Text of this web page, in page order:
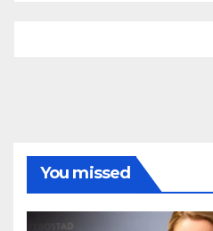
You missed